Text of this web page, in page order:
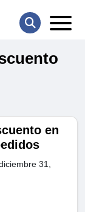
en
31,